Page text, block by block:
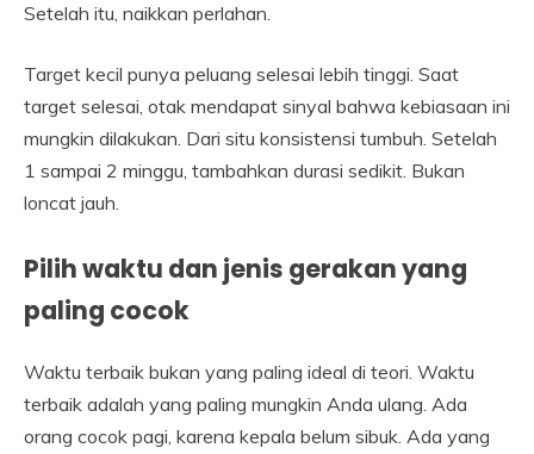
Setelah itu, naikkan perlahan.
Target kecil punya peluang selesai lebih tinggi. Saat
target selesai, otak mendapat sinyal bahwa kebiasaan ini
mungkin dilakukan. Dari situ konsistensi tumbuh. Setelah
1 sampai 2 minggu, tambahkan durasi sedikit. Bukan
loncat jauh.
Pilih waktu dan jenis gerakan yang
paling cocok
Waktu terbaik bukan yang paling ideal di teori. Waktu
terbaik adalah yang paling mungkin Anda ulang. Ada
orang cocok pagi, karena kepala belum sibuk. Ada yang